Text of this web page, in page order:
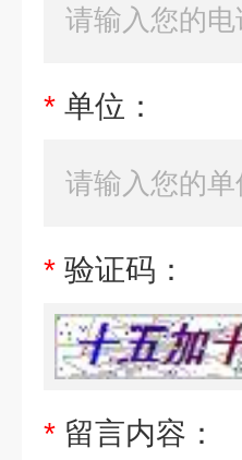
* 单位：
* 验证码：
* 留言内容：